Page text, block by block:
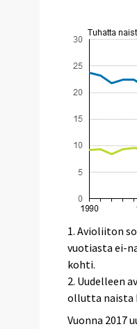
1. Avioliiton
vuotiasta ei-
kohti.
2. Uudelleen
ollutta naista
Vuonna 2017